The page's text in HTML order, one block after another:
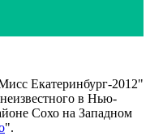
Екатеринбург-2012"
в Нью-
Сохо на Западном
".